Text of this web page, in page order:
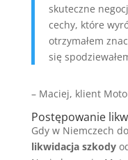
skuteczne
cechy, które
otrzymałem
się
– Maciej, klient
Postępowanie
Gdy w Niemczech
likwidacja szkody